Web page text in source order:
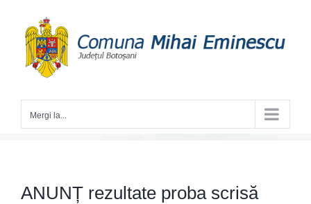
content
Mergi la...
ANUNȚ rezultate proba scrisă